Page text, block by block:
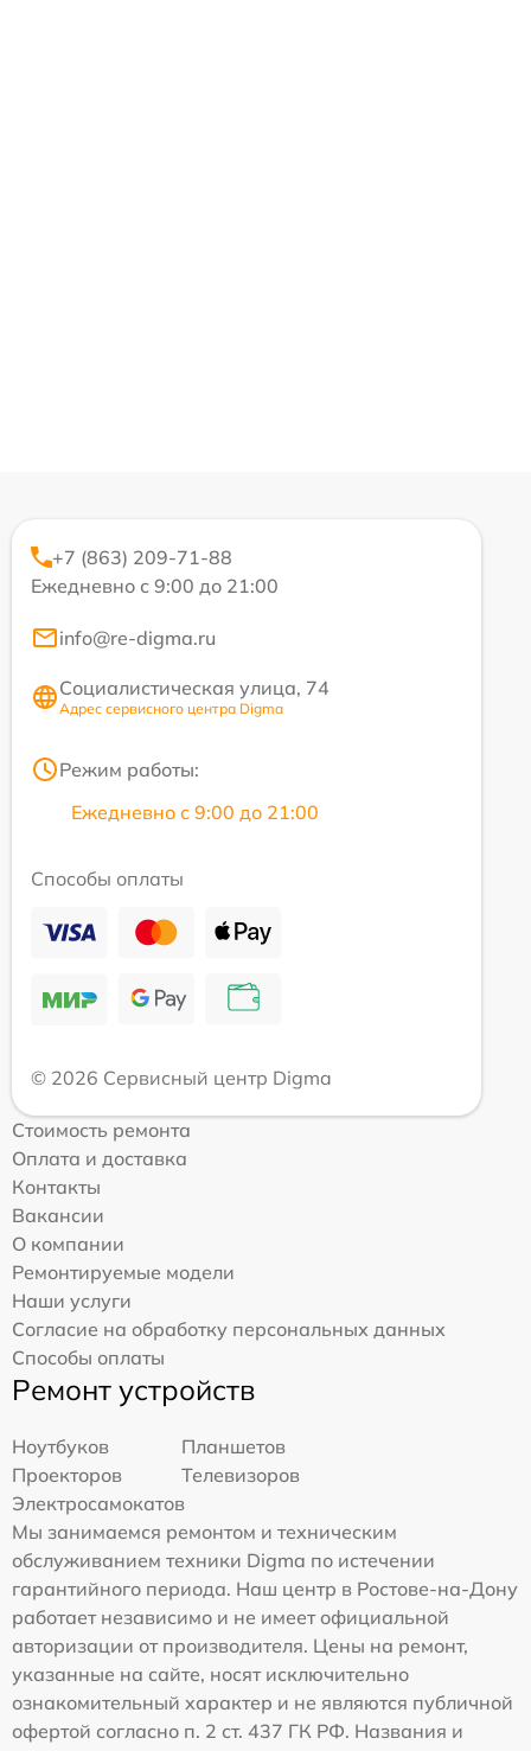
+7 (863) 209-71-88
Ежедневно с 9:00 до 21:00
info@re-digma.ru
Социалистическая улица, 74
Адрес сервисного центра Digma
Режим работы:
Ежедневно с 9:00 до 21:00
Способы оплаты
© 2026 Сервисный центр Digma
Стоимость ремонта
Оплата и доставка
Контакты
Вакансии
О компании
Ремонтируемые модели
Наши услуги
Согласие на обработку персональных данных
Способы оплаты
Ремонт устройств
Ноутбуков
Планшетов
Проекторов
Телевизоров
Электросамокатов
Мы занимаемся ремонтом и техническим
обслуживанием техники Digma по истечении
гарантийного периода. Наш центр в Ростове-на-Дону
работает независимо и не имеет официальной
авторизации от производителя. Цены на ремонт,
указанные на сайте, носят исключительно
ознакомительный характер и не являются публичной
офертой согласно п. 2 ст. 437 ГК РФ. Названия и